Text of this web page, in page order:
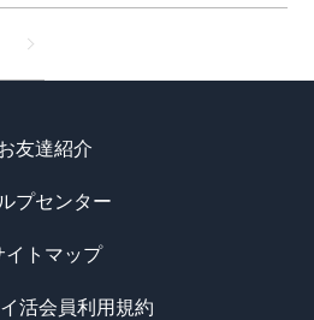
友達紹介
プセンター
イトマップ
活会員利用規約